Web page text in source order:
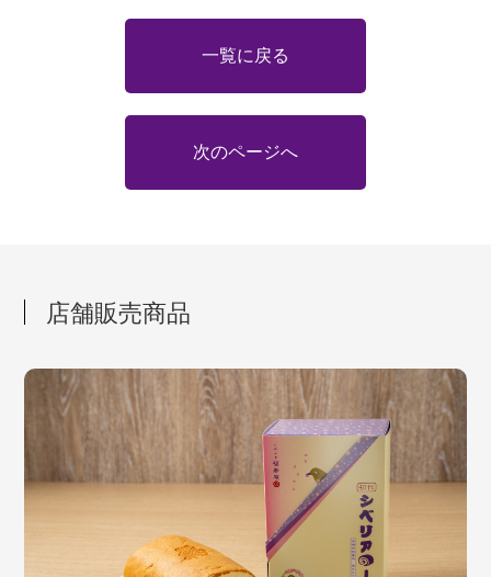
一覧に戻る
次のページへ
店舗販売商品